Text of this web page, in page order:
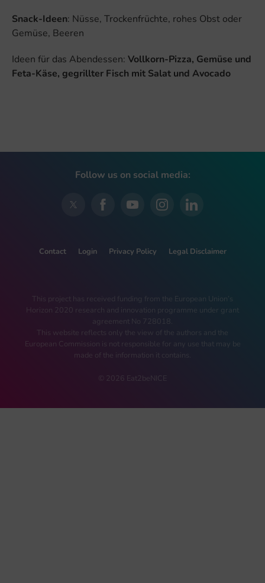
Snack-Ideen: Nüsse, Trockenfrüchte, rohes Obst oder
Gemüse, Beeren
Ideen für das Abendessen: Vollkorn-Pizza, Gemüse und
Feta-Käse, gegrillter Fisch mit Salat und Avocado
Follow us on social media:
Contact Login Privacy Policy Legal Disclaimer
This project has received funding from the European Union’s
Horizon 2020 research and innovation programme under grant
agreement No 728018.
This website reflects only the view of the authors and the
European Commission is not responsible for any use that may be
made of the information it contains.
© 2026 Eat2beNICE